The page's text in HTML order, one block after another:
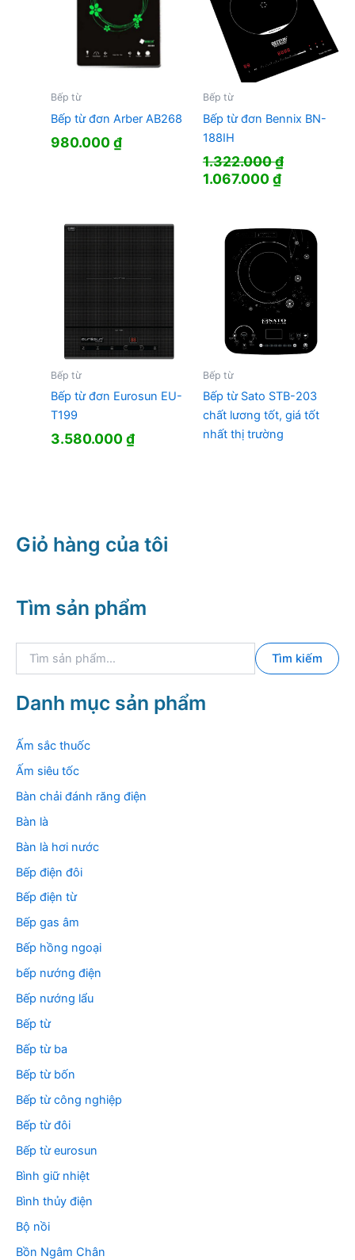
Bếp từ
Bếp từ đơn Arber AB268
980.000₫
Bếp từ
Bếp từ đơn Bennix BN-
188IH
1.322.000₫
Giá
1.322.000 ₫.
1.067.000₫Giá
là:
1.067.000
Bếp từ
Bếp từ đơn Eurosun EU-
T199
3.580.000₫
Bếp từ
Bếp từ Sato STB-203
chất lương tốt, giá tốt
nhất thị trường
Giỏ hàng của tôi
Tìm sản phẩm
k
i
m
Tìm kiếm
Danh mục sản phẩm
Ấm sắc thuốc
Ấm siêu tốc
Bàn chải đánh răng điện
Bàn là
Bàn là hơi nước
Bếp điện đôi
Bếp điện từ
Bếp gas âm
Bếp hồng ngoại
bếp nướng điện
Bếp nướng lẩu
Bếp từ
Bếp từ ba
Bếp từ bốn
Bếp từ công nghiệp
Bếp từ đôi
Bếp từ eurosun
Bình giữ nhiệt
Bình thủy điện
Bộ nồi
Bồn Ngâm Chân